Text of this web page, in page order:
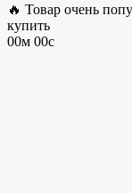
🔥 Товар очень
купить
00м 00с